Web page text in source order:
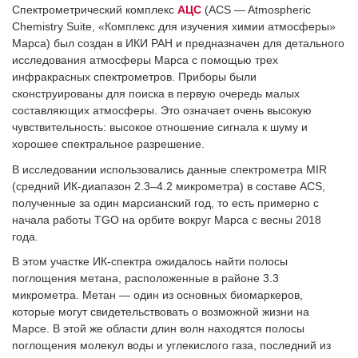
Спектрометрический комплекс АЦС (ACS — Atmospheric
Chemistry Suite, «Комплекс для изучения химии атмосферы»
Марса) был создан в ИКИ РАН и предназначен для детального
исследования атмосферы Марса с помощью трех
инфракрасных спектрометров. Приборы были
сконструированы для поиска в первую очередь малых
составляющих атмосферы. Это означает очень высокую
чувствительность: высокое отношение сигнала к шуму и
хорошее спектральное разрешение.
В исследовании использовались данные спектрометра MIR
(средний ИК-диапазон 2.3–4.2 микрометра) в составе ACS,
полученные за один марсианский год, то есть примерно с
начала работы TGO на орбите вокруг Марса с весны 2018
года.
В этом участке ИК-спектра ожидалось найти полосы
поглощения метана, расположенные в районе 3.3
микрометра. Метан — один из основных биомаркеров,
которые могут свидетельствовать о возможной жизни на
Марсе. В этой же области длин волн находятся полосы
поглощения молекул воды и углекислого газа, последний из